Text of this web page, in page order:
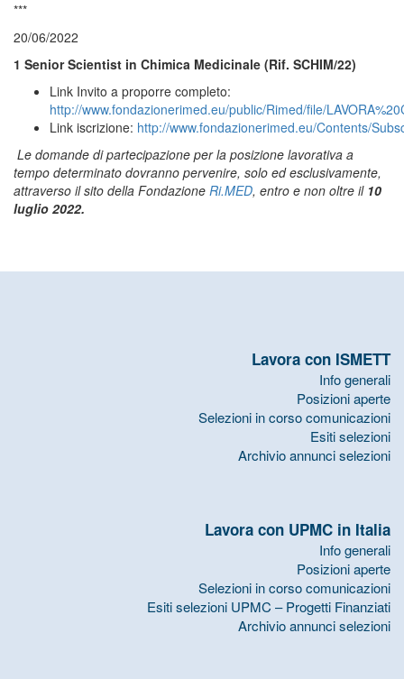
***
20/06/2022
1 Senior Scientist in Chimica Medicinale (Rif. SCHIM/22)
Link Invito a proporre completo:
http://www.fondazionerimed.eu/public/Rimed/file/
Link iscrizione: http://www.fondazionerimed.eu/Contents/
Le domande di partecipazione per la posizione lavorativa a
tempo determinato dovranno pervenire, solo ed esclusivamente,
attraverso il sito della Fondazione Ri.MED, entro e non oltre il 10
luglio 2022.
Lavora con ISMETT
Info generali
Posizioni aperte
Selezioni in corso comunicazioni
Esiti selezioni
Archivio annunci selezioni
Lavora con UPMC in Italia
Info generali
Posizioni aperte
Selezioni in corso comunicazioni
Esiti selezioni UPMC – Progetti Finanziati
Archivio annunci selezioni